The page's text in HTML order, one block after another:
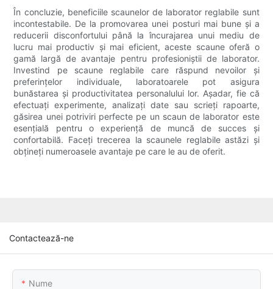
În concluzie, beneficiile scaunelor de laborator reglabile sunt
incontestabile. De la promovarea unei posturi mai bune și a
reducerii disconfortului până la încurajarea unui mediu de
lucru mai productiv și mai eficient, aceste scaune oferă o
gamă largă de avantaje pentru profesioniștii de laborator.
Investind pe scaune reglabile care răspund nevoilor și
preferințelor individuale, laboratoarele pot asigura
bunăstarea și productivitatea personalului lor. Așadar, fie că
efectuați experimente, analizați date sau scrieți rapoarte,
găsirea unei potriviri perfecte pe un scaun de laborator este
esențială pentru o experiență de muncă de succes și
confortabilă. Faceți trecerea la scaunele reglabile astăzi și
obțineți numeroasele avantaje pe care le au de oferit.
Contactează-ne
Nume